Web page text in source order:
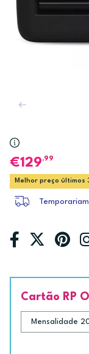
129,99
Melhor preço últimos
Cartão RP